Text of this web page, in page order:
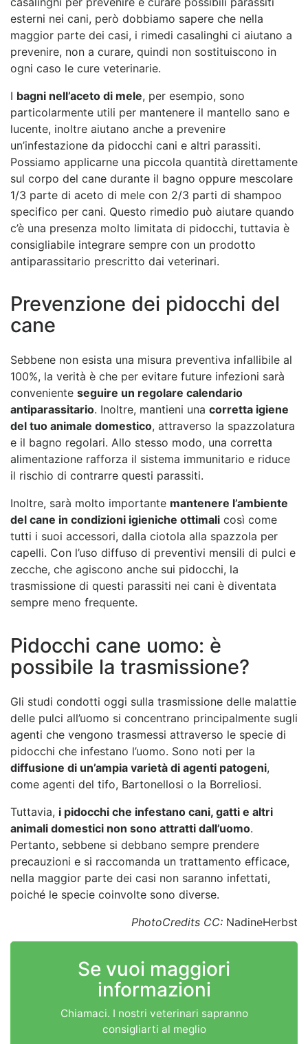
esterni nei cani, però dobbiamo sapere che nella
maggior parte dei casi, i rimedi casalinghi ci aiutano a
prevenire, non a curare, quindi non sostituiscono in
ogni caso le cure veterinarie.
I bagni nell’aceto di mele, per esempio, sono
particolarmente utili per mantenere il mantello sano e
lucente, inoltre aiutano anche a prevenire
un’infestazione da pidocchi cani e altri parassiti.
Possiamo applicarne una piccola quantità direttamente
sul corpo del cane durante il bagno oppure mescolare
1/3 parte di aceto di mele con 2/3 parti di shampoo
specifico per cani. Questo rimedio può aiutare quando
c’è una presenza molto limitata di pidocchi, tuttavia è
consigliabile integrare sempre con un prodotto
antiparassitario prescritto dai veterinari.
Prevenzione dei pidocchi del
cane
Sebbene non esista una misura preventiva infallibile al
100%, la verità è che per evitare future infezioni sarà
conveniente seguire un regolare calendario
antiparassitario. Inoltre, mantieni una corretta igiene
del tuo animale domestico, attraverso la spazzolatura
e il bagno regolari. Allo stesso modo, una corretta
alimentazione rafforza il sistema immunitario e riduce
il rischio di contrarre questi parassiti.
Inoltre, sarà molto importante mantenere l’ambiente
del cane in condizioni igieniche ottimali così come
tutti i suoi accessori, dalla ciotola alla spazzola per
capelli. Con l’uso diffuso di preventivi mensili di pulci e
zecche, che agiscono anche sui pidocchi, la
trasmissione di questi parassiti nei cani è diventata
sempre meno frequente.
Pidocchi cane uomo: è
possibile la trasmissione?
Gli studi condotti oggi sulla trasmissione delle malattie
delle pulci all’uomo si concentrano principalmente sugli
agenti che vengono trasmessi attraverso le specie di
pidocchi che infestano l’uomo. Sono noti per la
diffusione di un’ampia varietà di agenti patogeni,
come agenti del tifo, Bartonellosi o la Borreliosi.
Tuttavia, i pidocchi che infestano cani, gatti e altri
animali domestici non sono attratti dall’uomo.
Pertanto, sebbene si debbano sempre prendere
precauzioni e si raccomanda un trattamento efficace,
nella maggior parte dei casi non saranno infettati,
poiché le specie coinvolte sono diverse.
PhotoCredits CC: NadineHerbst
Se vuoi maggiori
informazioni
Chiamaci. I nostri veterinari sapranno
consigliarti al meglio